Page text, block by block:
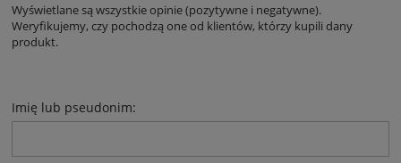
Wyświetlane są wszystkie opinie (pozytywne i negatywne).
Weryfikujemy, czy pochodzą one od klientów, którzy kupili dany
produkt.
Imię lub pseudonim: